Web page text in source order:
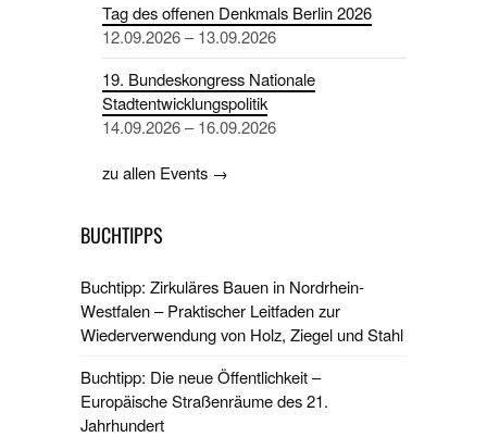
Tag des offenen Denkmals Berlin 2026
12.09.2026 – 13.09.2026
19. Bundeskongress Nationale
Stadtentwicklungspolitik
14.09.2026 – 16.09.2026
zu allen Events →
BUCHTIPPS
Buchtipp: Zirkuläres Bauen in Nordrhein-
Westfalen – Praktischer Leitfaden zur
Wiederverwendung von Holz, Ziegel und Stahl
Buchtipp: Die neue Öffentlichkeit –
Europäische Straßenräume des 21.
Jahrhundert